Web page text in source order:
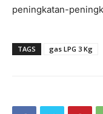
peningkatan-
TAGS gas LPG 3 Kg